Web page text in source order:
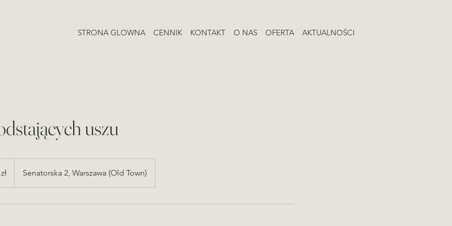
STRONA GLOWNA CENNIK KONTAKT O NAS OFERTA AKTUALNOŚCI
uszu
Senatorska 2, Warszawa (Old Town)